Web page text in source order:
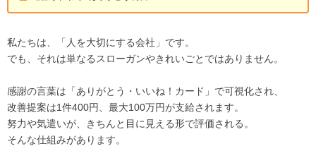
私たちは、「人を大切にする会社」です。
でも、それは単なるスローガンやきれいごとではありません。
感謝の言葉は「ありがとう・いいね！カード」で可視化され、
改善提案は1件400円、最大100万円が支給されます。
努力や気遣いが、きちんと目に見える形で評価される。
そんな仕組みがあります。